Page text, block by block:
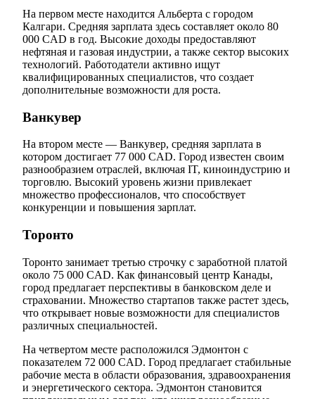
На первом месте находится Альберта с городом
Калгари. Средняя зарплата здесь составляет около 80
000 CAD в год. Высокие доходы предоставляют
нефтяная и газовая индустрии, а также сектор высоких
технологий. Работодатели активно ищут
квалифицированных специалистов, что создает
дополнительные возможности для роста.
Ванкувер
На втором месте — Ванкувер, средняя зарплата в
котором достигает 77 000 CAD. Город известен своим
разнообразием отраслей, включая IT, киноиндустрию и
торговлю. Высокий уровень жизни привлекает
множество профессионалов, что способствует
конкуренции и повышения зарплат.
Торонто
Торонто занимает третью строчку с заработной платой
около 75 000 CAD. Как финансовый центр Канады,
город предлагает перспективы в банковском деле и
страховании. Множество стартапов также растет здесь,
что открывает новые возможности для специалистов
различных специальностей.
На четвертом месте расположился Эдмонтон с
показателем 72 000 CAD. Город предлагает стабильные
рабочие места в области образования, здравоохранения
и энергетического сектора. Эдмонтон становится